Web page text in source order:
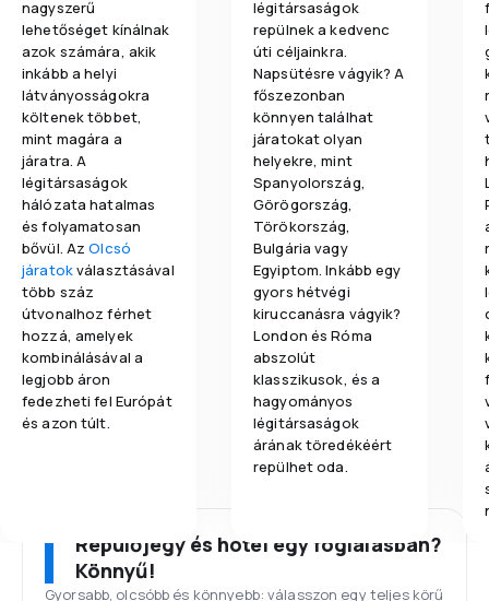
nagyszerű
lehetőséget kínálnak
azok számára, akik
inkább a helyi
látványosságokra
költenek többet,
mint magára a
járatra. A
légitársaságok
hálózata hatalmas
és folyamatosan
bővül. AzOlcsó
járatokválasztásával
több száz
útvonalhoz férhet
hozzá, amelyek
kombinálásával a
legjobb áron
fedezheti fel Európát
és azon túlt.
légitársaságok
repülnek a kedvenc
úti céljainkra.
Napsütésre vágyik? A
főszezonban
könnyen találhat
járatokat olyan
helyekre, mint
Spanyolország,
Görögország,
Törökország,
Bulgária vagy
Egyiptom. Inkább egy
gyors hétvégi
kiruccanásra vágyik?
London és Róma
abszolút
klasszikusok, és a
hagyományos
légitársaságok
árának töredékéért
repülhet oda.
Repülőjegy és hotel egy foglalásban?
Könnyű!
Gyorsabb, olcsóbb és könnyebb: válasszon egy teljes körű